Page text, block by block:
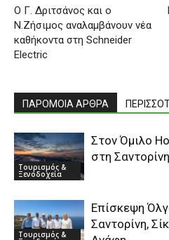
Ο Γ. Δριτσάνος και ο
Ν.Ζήσιμος αναλαμβάνουν νέα
καθήκοντα στη Schneider
Electric
ΠΑΡΟΜΟΙΑ ΑΡΘΡΑ
Τουρισμός &
Ξενοδοχεία
Στον Όμιλο
στη Σαντορίνη
Τουρισμός &
Επίσκεψη
Σαντορίνη,